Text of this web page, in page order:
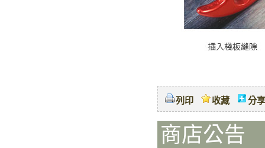
列印 收藏 分享
商店公告